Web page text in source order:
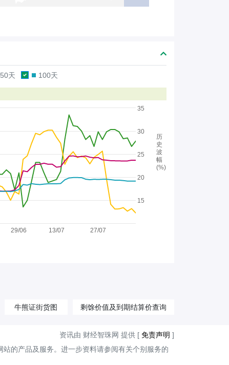
50天 100天
29/06 13/07 27/07
15
20
25
30
35
历
史
波
幅
(%)
牛熊证街货图 剩馀价值及到期结算价查询
资讯由 财经智珠网 提供 [ 免责声明 ]
的产品及服务。进一步资料请参阅有关个别服务的